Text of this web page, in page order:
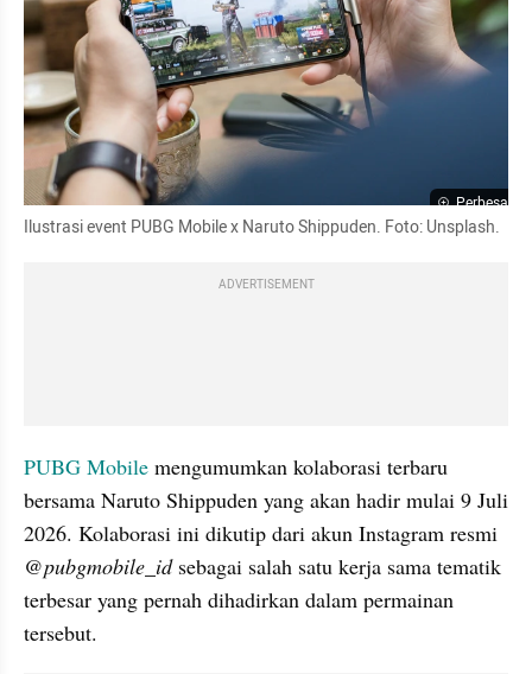
Perbesar
Ilustrasi event PUBG Mobile x Naruto Shippuden. Foto: Unsplash.
ADVERTISEMENT
PUBG Mobile mengumumkan kolaborasi terbaru
bersama Naruto Shippuden yang akan hadir mulai 9 Juli
@pubgmobile_id sebagai salah satu kerja sama tematik
terbesar yang pernah dihadirkan dalam permainan
tersebut.